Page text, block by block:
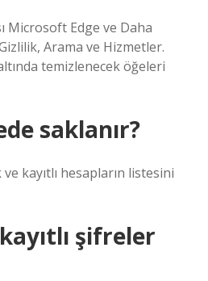
Microsoft Edge ve Daha
Arama ve Hizmetler.
temizlenecek öğeleri
saklanır?
kayıtlı hesapların listesini
şifreler